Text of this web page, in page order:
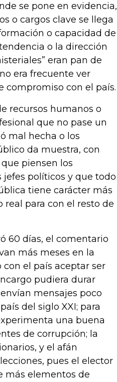
se pone en evidencia,
o cargos clave se llega
o capacidad de
o la dirección
eran pan de
era frecuente ver
compromiso con el país.
recursos humanos o
que no pase un
mal hecha o los
da muestra, con
piensen los
políticos y que todo
tiene carácter más
real para con el resto de
60 días, el comentario
más meses en la
el país aceptar ser
pudiera durar
mensajes poco
del siglo XXI; para
una buena
de corrupción; la
y el afán
pues el elector
más elementos de